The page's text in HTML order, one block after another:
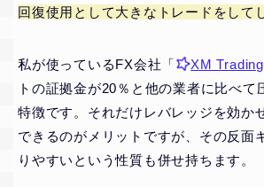
回復使用として大きなトレードをして
私が使っているFX会社「 XM Trading
トの証拠金が20％と他の業者に比べて
特徴です。それだけレバレッジを効か
できるのがメリットですが、その反面
りやすいという性質も併せ持ちます。